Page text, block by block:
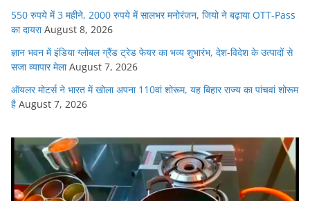
550 रुपये में 3 महीने, 2000 रुपये में सालभर मनोरंजन, जियो ने बढ़ाया OTT-Pass
का दायरा August 8, 2026
ज्ञान भवन में इंडिया ग्लोबल ग्रैंड ट्रेड फेयर का भव्य शुभारंभ, देश-विदेश के उत्पादों से
सजा व्यापार मेला August 7, 2026
ऑयलर मोटर्स ने भारत में खोला अपना 110वां शोरूम, यह बिहार राज्य का पांचवां शोरूम
है August 7, 2026